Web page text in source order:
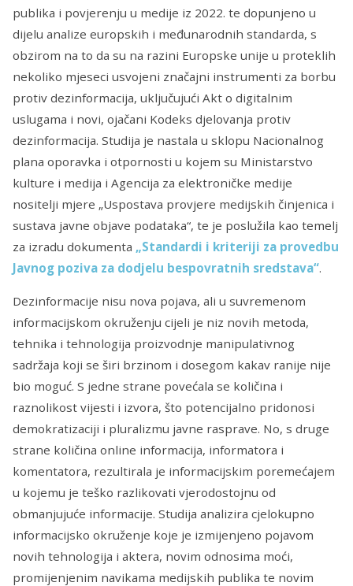
publika i povjerenju u medije iz 2022. te dopunjeno u
dijelu analize europskih i međunarodnih standarda, s
obzirom na to da su na razini Europske unije u proteklih
nekoliko mjeseci usvojeni značajni instrumenti za borbu
protiv dezinformacija, uključujući Akt o digitalnim
uslugama i novi, ojačani Kodeks djelovanja protiv
dezinformacija. Studija je nastala u sklopu Nacionalnog
plana oporavka i otpornosti u kojem su Ministarstvo
kulture i medija i Agencija za elektroničke medije
nositelji mjere „Uspostava provjere medijskih činjenica i
sustava javne objave podataka“, te je poslužila kao temelj
za izradu dokumenta „Standardi i kriteriji za provedbu
Javnog poziva za dodjelu bespovratnih sredstava“.
Dezinformacije nisu nova pojava, ali u suvremenom
informacijskom okruženju cijeli je niz novih metoda,
tehnika i tehnologija proizvodnje manipulativnog
sadržaja koji se širi brzinom i dosegom kakav ranije nije
bio moguć. S jedne strane povećala se količina i
raznolikost vijesti i izvora, što potencijalno pridonosi
demokratizaciji i pluralizmu javne rasprave. No, s druge
strane količina online informacija, informatora i
komentatora, rezultirala je informacijskim poremećajem
u kojemu je teško razlikovati vjerodostojnu od
obmanjujuće informacije. Studija analizira cjelokupno
informacijsko okruženje koje je izmijenjeno pojavom
novih tehnologija i aktera, novim odnosima moći,
promijenjenim navikama medijskih publika te novim